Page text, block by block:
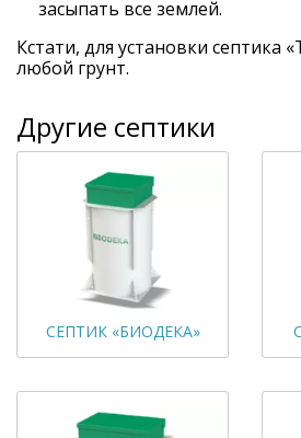
засыпать все землей.
Кстати, для установки
любой грунт.
Другие септики
СЕПТИК «БИОДЕКА»